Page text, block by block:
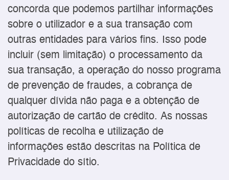
concorda que podemos partilhar informações
sobre o utilizador e a sua transação com
outras entidades para vários fins. Isso pode
incluir (sem limitação) o processamento da
sua transação, a operação do nosso programa
de prevenção de fraudes, a cobrança de
qualquer dívida não paga e a obtenção de
autorização de cartão de crédito. As nossas
políticas de recolha e utilização de
informações estão descritas na Política de
Privacidade do sítio.